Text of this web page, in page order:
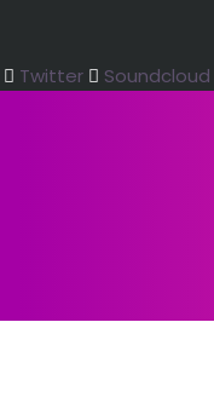
Twitter Soundcloud